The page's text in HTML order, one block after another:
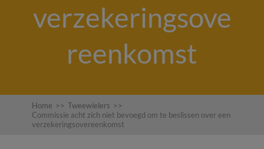
verzekeringsove
reenkomst
Home >> Tweewielers >>
Commissie acht zich niet bevoegd om te beslissen over een
verzekeringsovereenkomst